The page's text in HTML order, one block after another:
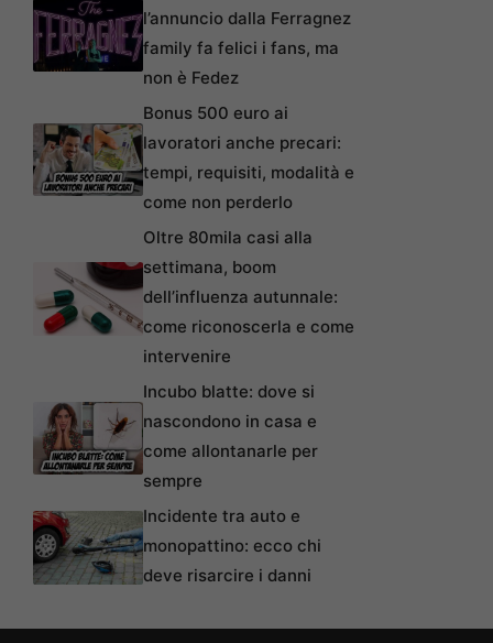
l’annuncio dalla Ferragnez
family fa felici i fans, ma
non è Fedez
Bonus 500 euro ai
lavoratori anche precari:
tempi, requisiti, modalità e
come non perderlo
Oltre 80mila casi alla
settimana, boom
dell’influenza autunnale:
come riconoscerla e come
intervenire
Incubo blatte: dove si
nascondono in casa e
come allontanarle per
sempre
Incidente tra auto e
monopattino: ecco chi
deve risarcire i danni